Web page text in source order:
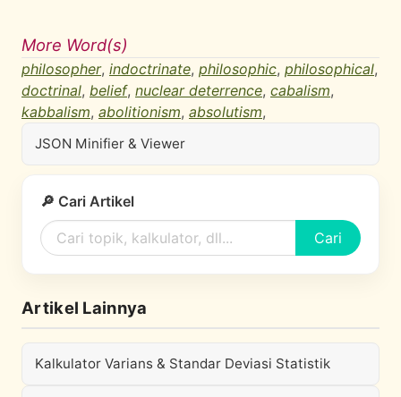
More Word(s)
philosopher, indoctrinate, philosophic, philosophical,
doctrinal, belief, nuclear deterrence, cabalism,
kabbalism, abolitionism, absolutism,
JSON Minifier & Viewer
🔎 Cari Artikel
Cari
Artikel Lainnya
Kalkulator Varians & Standar Deviasi Statistik